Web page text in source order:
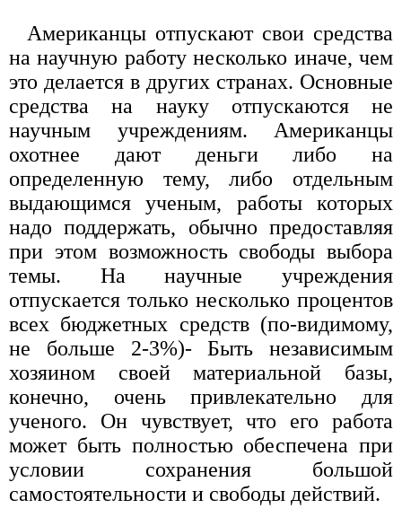
Американцы отпускают свои средства
на научную работу несколько иначе, чем
это делается в других странах. Основные
средства на науку отпускаются не
научным учреждениям. Американцы
охотнее дают деньги либо на
определенную тему, либо отдельным
выдающимся ученым, работы которых
надо поддержать, обычно предоставляя
при этом возможность свободы выбора
темы. На научные учреждения
отпускается только несколько процентов
всех бюджетных средств (по-видимому,
не больше 2-3%)- Быть независимым
хозяином своей материальной базы,
конечно, очень привлекательно для
ученого. Он чувствует, что его работа
может быть полностью обеспечена при
условии сохранения большой
самостоятельности и свободы действий.